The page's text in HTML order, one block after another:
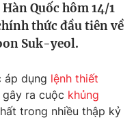
Quốc hôm 14/1
thức đầu tiên về
Suk-yeol.
áp dụng lệnh thiết
ra cuộc khủng
trong nhiều thập kỷ